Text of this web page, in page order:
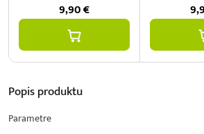
9,90€
Popisproduktu
Parametre